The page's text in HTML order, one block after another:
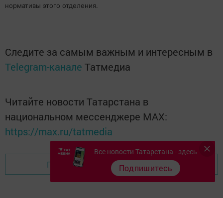
нормативы этого отделения.
Следите за самым важным и интересным в
Telegram-канале Татмедиа
Читайте новости Татарстана в
национальном мессенджере MАХ:
https://max.ru/tatmedia
Перейти на страницу новости
Все новости Татарстана - здесь
Подпишитесь